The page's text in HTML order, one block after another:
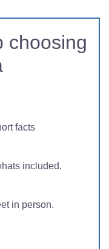
choosing
facts
included.
in person.